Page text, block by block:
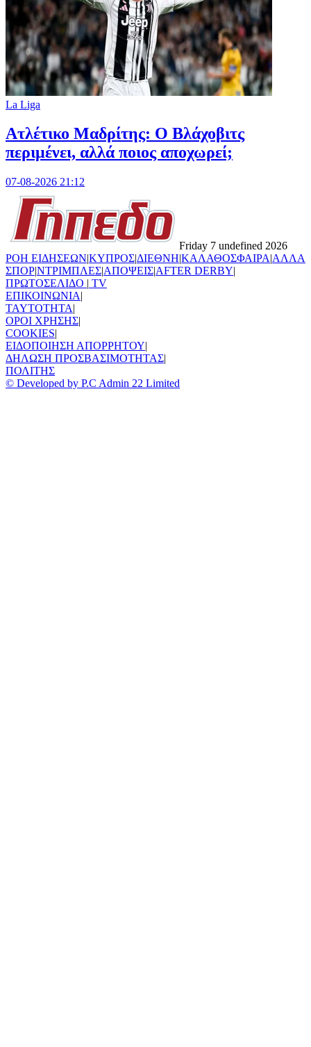
La Liga
Ατλέτικο Μαδρίτης: Ο Βλάχοβιτς
περιμένει, αλλά ποιος αποχωρεί;
07-08-2026 21:12
Friday 7 undefined 2026
ΡΟΗ ΕΙΔΗΣΕΩΝ|ΚΥΠΡΟΣ|ΔΙΕΘΝΗ|ΚΑΛΑΘΟΣΦΑΙΡΑ|ΑΛΛΑ
ΣΠΟΡ|ΝΤΡΙΜΠΛΕΣ|ΑΠΟΨΕΙΣ|AFTER DERBY|
ΠΡΩΤΟΣΕΛΙΔΟ | TV
ΕΠΙΚΟΙΝΩΝΙΑ|
TAYTOTHTA|
ΟΡΟΙ ΧΡΗΣΗΣ|
COOKIES|
ΕΙΔΟΠΟΙΗΣΗ ΑΠΟΡΡΗΤΟΥ|
ΔΗΛΩΣΗ ΠΡΟΣΒΑΣΙΜΟΤΗΤΑΣ|
ΠΟΛΙΤΗΣ
© Developed by P.C Admin 22 Limited